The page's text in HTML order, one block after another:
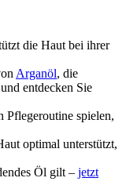
die Haut bei ihrer
Arganöl, die
entdecken Sie
Pflegeroutine spielen,
optimal unterstützt,
Öl gilt – jetzt